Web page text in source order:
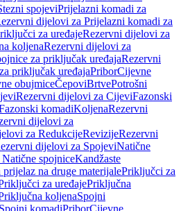
spojeviPrijelazni komadi za
dijelovi za Prijelazni komadi za
za uređajeRezervni dijelovi za
koljenaRezervni dijelovi za
za priključak uređajaRezervni
priključak uređajaPriborCijevne
obujmiceČepoviBrtvePotrošni
Rezervni dijelovi za CijeviFazonski
komadiKoljenaRezervni
dijelovi za
za RedukcijeRevizijeRezervni
dijelovi za SpojeviNatične
spojniceKandžaste
na druge materijalePriključci za
za uređajePriključna
koljenaSpojni
komadiPriborCijevne